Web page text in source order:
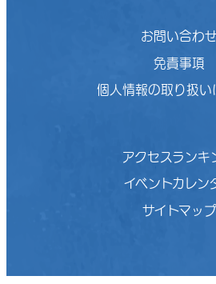
お問い合わせ
免責事項
個人情報の取り扱い
アクセスランキ
イベントカレン
サイトマップ